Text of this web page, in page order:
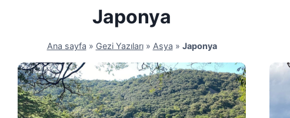
Japonya
Ana sayfa » Gezi Yazıları» Asya » Japonya